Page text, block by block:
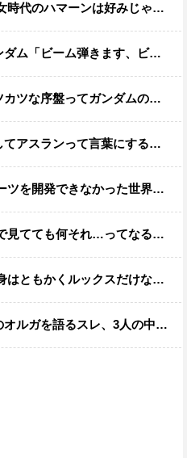
ハマーンは好みじゃなかったの？
れます、空飛びます」←二世代目でこれ出来るのおかしいだろ
てガンダムの中だと割と珍しい気がする
るのが下手なだけでめっちゃいい人なのでは？
かった世界線のガンダムｗｗｗｗｗｗｗ
それ…ってなる部分ｗｗｗｗｗｗｗｗ
かくルックスだけなら最高だな
レ、3人の中でも強化は一番されてない方